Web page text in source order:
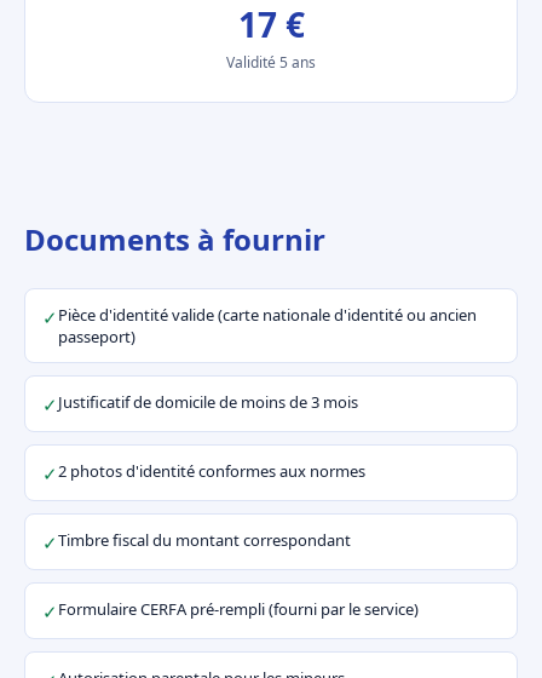
17 €
Validité 5 ans
Documents à fournir
✓ Pièce d'identité valide (carte nationale d'identité ou ancien
passeport)
✓Justificatif de domicile de moins de 3 mois
✓2 photos d'identité conformes aux normes
✓Timbre fiscal du montant correspondant
✓ Formulaire CERFA pré-rempli (fourni par le service)